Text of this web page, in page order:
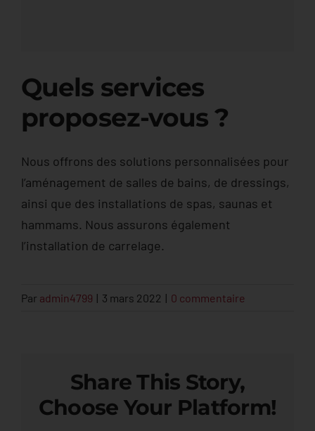
Quels services
proposez-vous ?
Nous offrons des solutions personnalisées pour
l’aménagement de salles de bains, de dressings,
ainsi que des installations de spas, saunas et
hammams. Nous assurons également
l’installation de carrelage.
Par admin4799 | 3 mars 2022 | 0 commentaire
Share This Story,
Choose Your Platform!